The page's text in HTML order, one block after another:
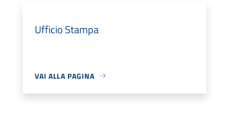
Ufficio Stampa
VAI ALLA PAGINA